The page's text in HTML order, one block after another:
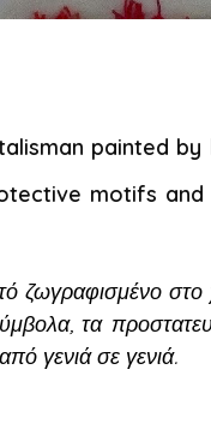
painted by
motifs and
ζωγραφισμένο στο
τα
γενιά σε γενιά.